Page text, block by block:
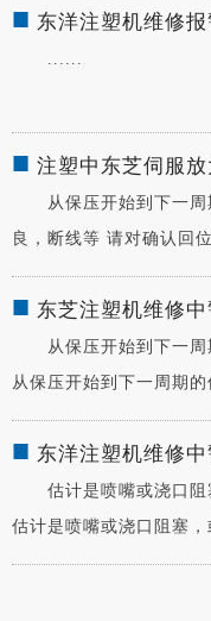
■ 东洋注塑机维修
■ 注塑中东芝伺服
从保压开始到下一周期
良，断线等 请对确认回
■ 东芝注塑机维修
从保压开始到下一周期
从保压开始到下一周期
■ 东洋注塑机维修
估计是喷嘴或浇口阻塞
估计是喷嘴或浇口阻塞